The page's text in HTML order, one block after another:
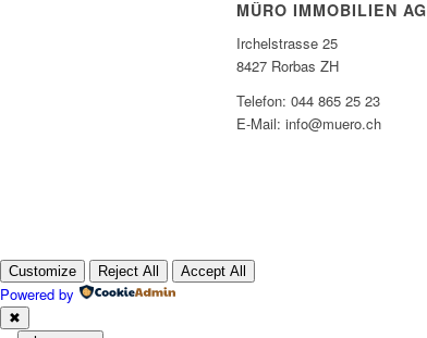
MÜRO IMMOBILIEN AG
Irchelstrasse 25
8427 Rorbas ZH
Telefon: 044 865 25 23
E-Mail: info@muero.ch
Customize Reject All Accept All
Powered by
✖